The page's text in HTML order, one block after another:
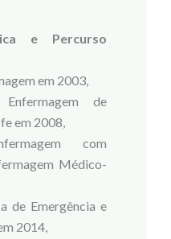
e Percurso
em 2003,
de
em 2008,
com
Médico-
de Emergência e
2014,